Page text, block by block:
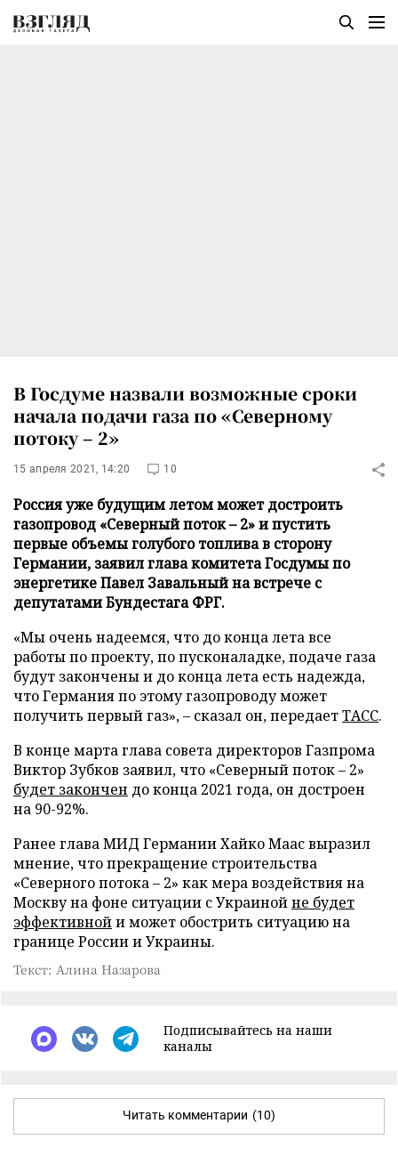
В Госдуме назвали возможные сроки
начала подачи газа по «Северному
потоку – 2»
15 апреля 2021, 14:20 10
Россия уже будущим летом может достроить
газопровод «Северный поток – 2» и пустить
первые объемы голубого топлива в сторону
Германии, заявил глава комитета Госдумы по
энергетике Павел Завальный на встрече с
депутатами Бундестага ФРГ.
«Мы очень надеемся, что до конца лета все
работы по проекту, по пусконаладке, подаче газа
будут закончены и до конца лета есть надежда,
что Германия по этому газопроводу может
получить первый газ», – сказал он, передаетТАСС.
В конце марта глава совета директоров Газпрома
Виктор Зубков заявил, что «Северный поток – 2»
будет закончен до конца 2021 года, он достроен
на 90-92%.
Ранее глава МИД Германии Хайко Маас выразил
мнение, что прекращение строительства
«Северного потока – 2» как мера воздействия на
Москву на фоне ситуации с Украинойне будет
эффективнойи может обострить ситуацию на
границе России и Украины.
Текст: Алина Назарова
Подписывайтесь на наши
каналы
Читать комментарии (10)